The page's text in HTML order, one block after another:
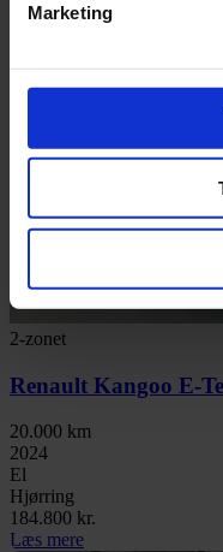
Marketing
2-zonet
Renault Kangoo E-
20.000 km
2024
El
Hjørring
184.800 kr.
Læs mere